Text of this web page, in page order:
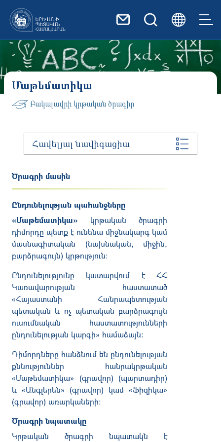
Մաթեմատիկա
Բակալավրի կրթական ծրագիր
Հավելյալ նավիգացիա
Ծրագրի մասին
Ընդունելության պահանջները
«Մաթեմատիկա»
կրթական ծրագրի
դիմորդը պետք է ունենա միջնակարգ կամ
մասնագիտական (նախնական, միջին,
բարձրագույն) կրթություն։
Ընդունելությունը
կատարվում է ՀՀ
Կառավարության հաստատած
«Հայաստանի Հանրապետության
պետական և ոչ պետական բարձրագույն
ուսումնական հաստատու­թյունների
ընդունելության կարգի» համաձայն:
Դիմորդները հանձնում են ընդունելության
քննություններ հանրակրթական
«Մաթեմատիկա» (գրավոր) (պարտադիր)
և «Անգլերեն» (գրավոր) կամ «Ֆիզիկա»
(գրավոր) առարկաների:
Ծրագրի նպատակը
Կրթական ծրագրի նպատակն է